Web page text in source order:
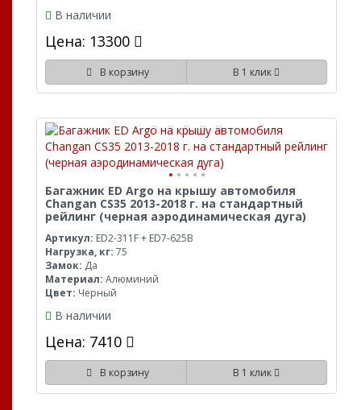
В наличии
Цена: 13300
В корзину В 1 клик
Багажник ED Argo на крышу автомобиля
Changan CS35 2013-2018 г. на стандартный
рейлинг (черная аэродинамическая дуга)
Артикул: ED2-311F + ED7-625B
Нагрузка, кг: 75
Замок: Да
Материал: Алюминий
Цвет: Черный
В наличии
Цена: 7410
В корзину В 1 клик